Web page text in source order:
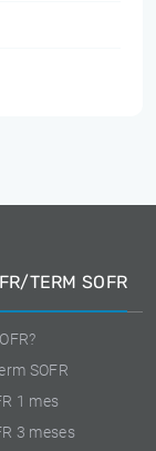
TERM SOFR
SOFR
1 mes
3 meses